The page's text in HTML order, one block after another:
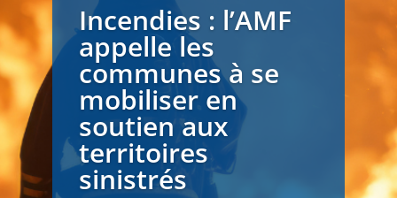
Incendies : l’AMF
appelle les
communes à se
mobiliser en
soutien aux
territoires
sinistrés